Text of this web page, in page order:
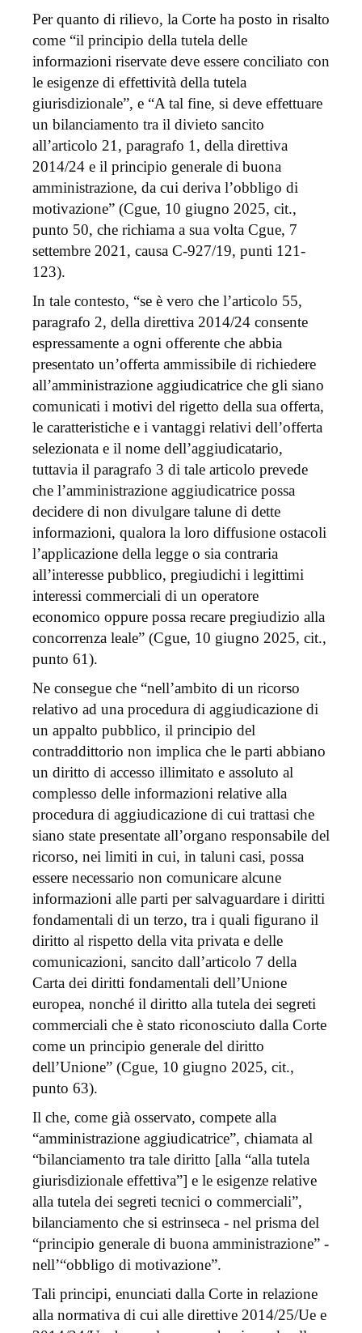
Per quanto di rilievo, la Corte ha posto in risalto
come “il principio della tutela delle
informazioni riservate deve essere conciliato con
le esigenze di effettività della tutela
giurisdizionale”, e “A tal fine, si deve effettuare
un bilanciamento tra il divieto sancito
all’articolo 21, paragrafo 1, della direttiva
2014/24 e il principio generale di buona
amministrazione, da cui deriva l’obbligo di
motivazione” (Cgue, 10 giugno 2025, cit.,
punto 50, che richiama a sua volta Cgue, 7
settembre 2021, causa C-927/19, punti 121-
123).
In tale contesto, “se è vero che l’articolo 55,
paragrafo 2, della direttiva 2014/24 consente
espressamente a ogni offerente che abbia
presentato un’offerta ammissibile di richiedere
all’amministrazione aggiudicatrice che gli siano
comunicati i motivi del rigetto della sua offerta,
le caratteristiche e i vantaggi relativi dell’offerta
selezionata e il nome dell’aggiudicatario,
tuttavia il paragrafo 3 di tale articolo prevede
che l’amministrazione aggiudicatrice possa
decidere di non divulgare talune di dette
informazioni, qualora la loro diffusione ostacoli
l’applicazione della legge o sia contraria
all’interesse pubblico, pregiudichi i legittimi
interessi commerciali di un operatore
economico oppure possa recare pregiudizio alla
concorrenza leale” (Cgue, 10 giugno 2025, cit.,
punto 61).
Ne consegue che “nell’ambito di un ricorso
relativo ad una procedura di aggiudicazione di
un appalto pubblico, il principio del
contraddittorio non implica che le parti abbiano
un diritto di accesso illimitato e assoluto al
complesso delle informazioni relative alla
procedura di aggiudicazione di cui trattasi che
siano state presentate all’organo responsabile del
ricorso, nei limiti in cui, in taluni casi, possa
essere necessario non comunicare alcune
informazioni alle parti per salvaguardare i diritti
fondamentali di un terzo, tra i quali figurano il
diritto al rispetto della vita privata e delle
comunicazioni, sancito dall’articolo 7 della
Carta dei diritti fondamentali dell’Unione
europea, nonché il diritto alla tutela dei segreti
commerciali che è stato riconosciuto dalla Corte
come un principio generale del diritto
dell’Unione” (Cgue, 10 giugno 2025, cit.,
punto 63).
Il che, come già osservato, compete alla
“amministrazione aggiudicatrice”, chiamata al
“bilanciamento tra tale diritto [alla “alla tutela
giurisdizionale effettiva”] e le esigenze relative
alla tutela dei segreti tecnici o commerciali”,
bilanciamento che si estrinseca - nel prisma del
“principio generale di buona amministrazione” -
nell’“obbligo di motivazione”.
Tali principi, enunciati dalla Corte in relazione
alla normativa di cui alle direttive 2014/25/Ue e